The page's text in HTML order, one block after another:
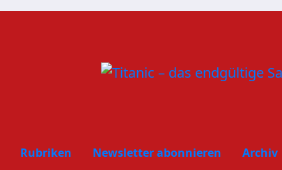
Rubriken Newsletter abonnieren Archiv